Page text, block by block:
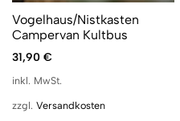
Vogelhaus/Nistkasten
Campervan Kultbus
31,90 €
inkl. MwSt.
zzgl. Versandkosten